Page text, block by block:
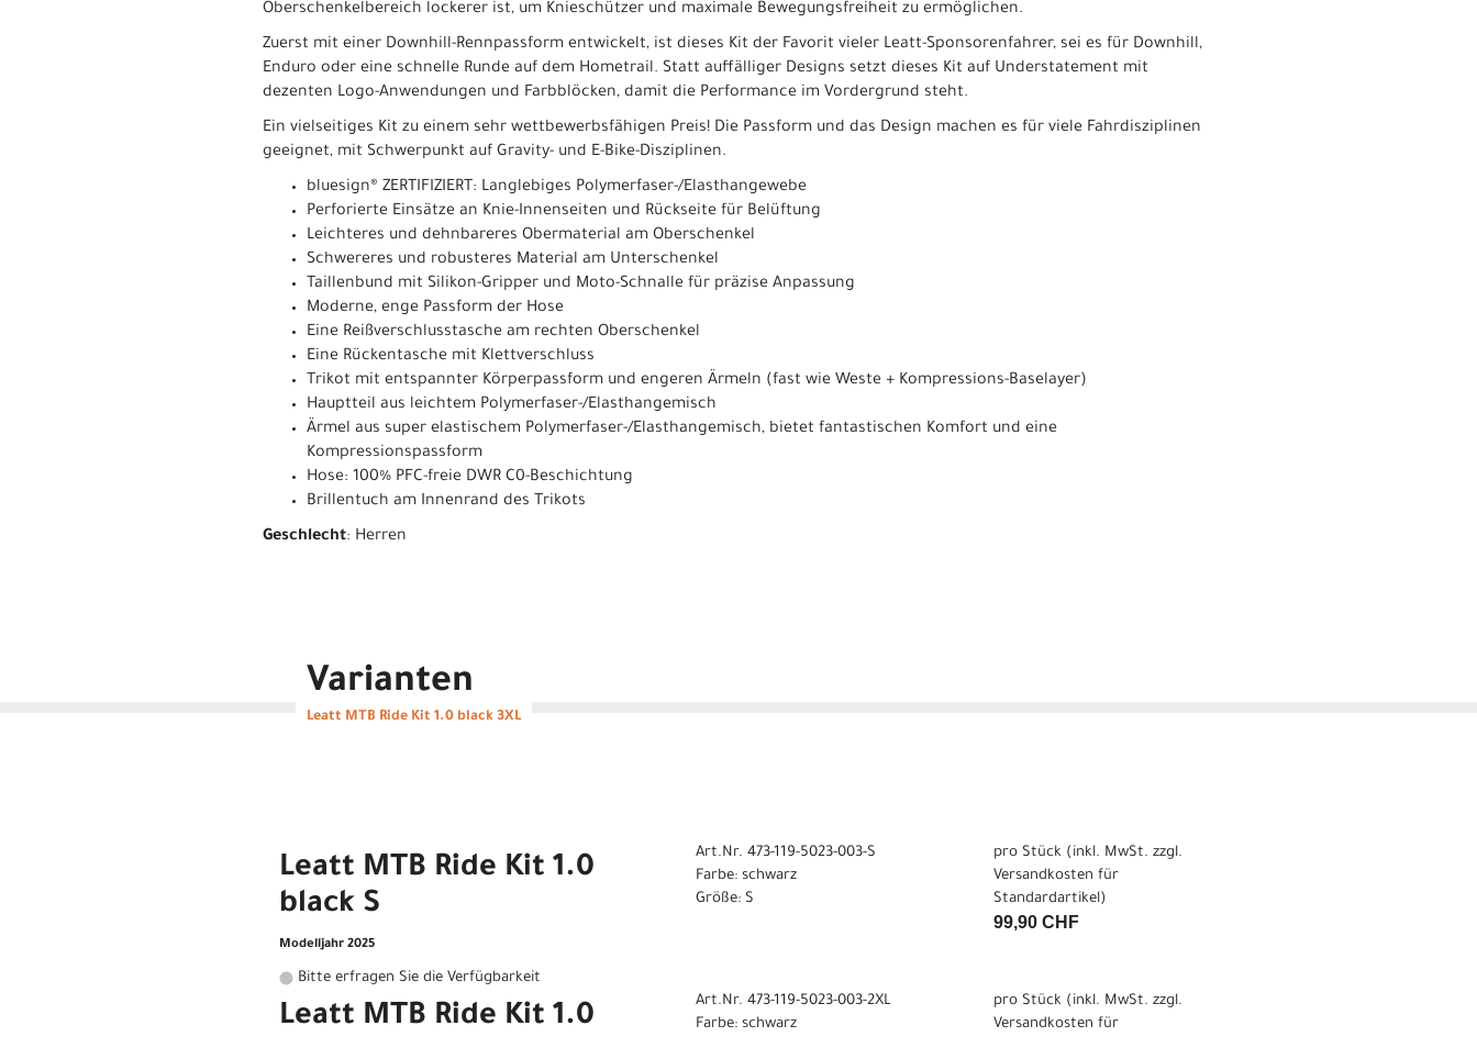
Oberschenkelbereich lockerer ist, um Knieschützer und maximale Bewegungsfreiheit zu ermöglichen.
Zuerst mit einer Downhill-Rennpassform entwickelt, ist dieses Kit der Favorit vieler Leatt-Sponsorenfahrer, sei es für Downhill,
Enduro oder eine schnelle Runde auf dem Hometrail. Statt auffälliger Designs setzt dieses Kit auf Understatement mit
dezenten Logo-Anwendungen und Farbblöcken, damit die Performance im Vordergrund steht.
Ein vielseitiges Kit zu einem sehr wettbewerbsfähigen Preis! Die Passform und das Design machen es für viele Fahrdisziplinen
geeignet, mit Schwerpunkt auf Gravity- und E-Bike-Disziplinen.
bluesign® ZERTIFIZIERT: Langlebiges Polymerfaser-/Elasthangewebe
Perforierte Einsätze an Knie-Innenseiten und Rückseite für Belüftung
Leichteres und dehnbareres Obermaterial am Oberschenkel
Schwereres und robusteres Material am Unterschenkel
Taillenbund mit Silikon-Gripper und Moto-Schnalle für präzise Anpassung
Moderne, enge Passform der Hose
Eine Reißverschlusstasche am rechten Oberschenkel
Eine Rückentasche mit Klettverschluss
Trikot mit entspannter Körperpassform und engeren Ärmeln (fast wie Weste + Kompressions-Baselayer)
Hauptteil aus leichtem Polymerfaser-/Elasthangemisch
Ärmel aus super elastischem Polymerfaser-/Elasthangemisch, bietet fantastischen Komfort und eine
Kompressionspassform
Hose: 100% PFC-freie DWR C0-Beschichtung
Brillentuch am Innenrand des Trikots
Geschlecht: Herren
Varianten
Leatt MTB Ride Kit 1.0 black 3XL
Leatt MTB Ride Kit 1.0
black S
Modelljahr 2025
Bitte erfragen Sie die Verfügbarkeit
Art.Nr. 473-119-5023-003-S
Farbe: schwarz
Größe: S
pro Stück (inkl. MwSt. zzgl.
Versandkosten für
Standardartikel)
99,90 CHF
Leatt MTB Ride Kit 1.0
Art.Nr. 473-119-5023-003-2XL
Farbe: schwarz
pro Stück (inkl. MwSt. zzgl.
Versandkosten für